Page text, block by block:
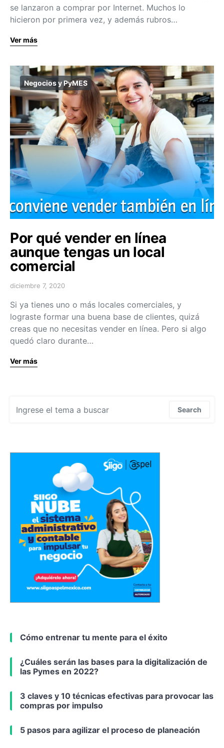
se lanzaron a comprar por Internet. Muchos lo
hicieron por primera vez, y además rubros…
Ver más
Negocios y PyMES
Por qué vender en línea
aunque tengas un local
comercial
diciembre 7, 2020
Si ya tienes uno o más locales comerciales, y
lograste formar una buena base de clientes, quizá
creas que no necesitas vender en línea. Pero si algo
quedó claro durante…
Ver más
Search
Cómo entrenar tu mente para el éxito
¿Cuáles serán las bases para la digitalización de
las Pymes en 2022?
3 claves y 10 técnicas efectivas para provocar las
compras por impulso
5 pasos para agilizar el proceso de planeación